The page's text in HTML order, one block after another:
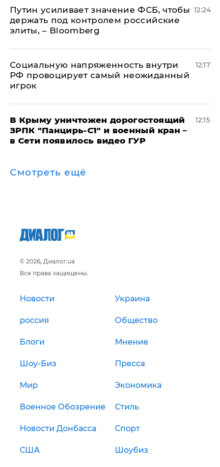
Путин усиливает значение ФСБ, чтобы
держать под контролем российские
элиты, – Bloomberg
12:24
Социальную напряженность внутри
РФ провоцирует самый неожиданный
игрок
12:17
В Крыму уничтожен дорогостоящий
ЗРПК "Панцирь-С1" и военный кран –
в Сети появилось видео ГУР
12:15
Смотреть ещё
© 2026, Диалог.ua
Все права защищены.
Новости Украина
россия Общество
Блоги Мнение
Шоу-Биз Пресса
Мир Экономика
Военное Обозрение Стиль
Новости Донбасса Спорт
США Шоубиз